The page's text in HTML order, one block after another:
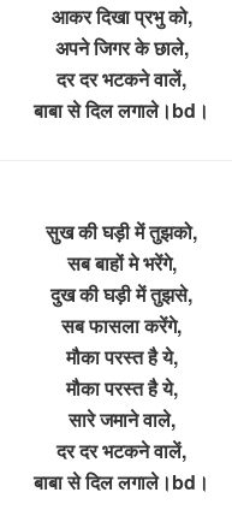
आकर दिखा प्रभु को,
अपने जिगर के छाले,
दर दर भटकने वालें,
बाबा से दिल लगाले।bd।
सुख की घड़ी में तुझको,
सब बाहों मे भरेंगे,
दुख की घड़ी में तुझसे,
सब फासला करेंगे,
मौका परस्त है ये,
मौका परस्त है ये,
सारे जमाने वाले,
दर दर भटकने वालें,
बाबा से दिल लगाले।bd।